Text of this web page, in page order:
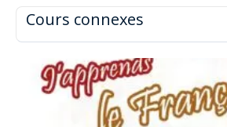
Cours connexes